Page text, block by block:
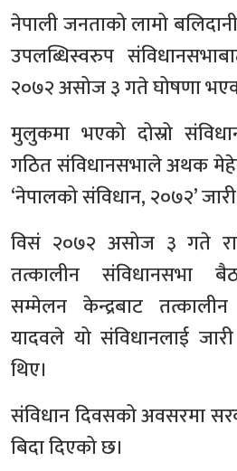
नेपाली जनताको लामो
उपलब्धिस्वरुप
२०७२ असोज ३ गते घोषणा
मुलुकमा भएको दोस्रो
गठित संविधानसभाले अथक
‘नेपालको संविधान, २०७२’
विसं २०७२ असोज ३ गते
तत्कालीन संविधानसभा
सम्मेलन केन्द्रबाट तत्कालीन
यादवले यो संविधानलाई
थिए।
संविधान दिवसको अवसरमा
बिदा दिएको छ।